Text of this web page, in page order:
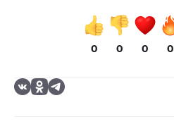
0 0 0 0